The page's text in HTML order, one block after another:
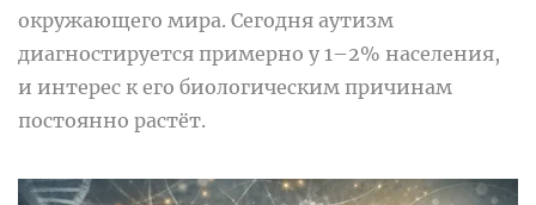
окружающего мира. Сегодня аутизм
диагностируется примерно у 1–2% населения,
и интерес к его биологическим причинам
постоянно растёт.